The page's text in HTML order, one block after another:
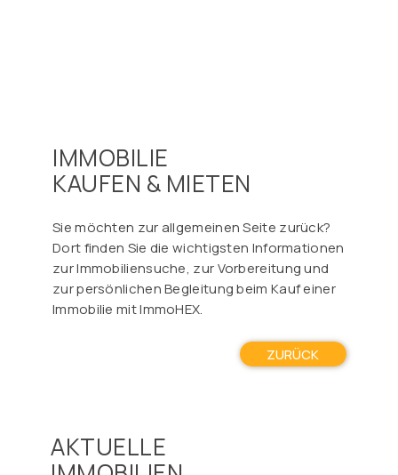
IMMOBILIE
KAUFEN & MIETEN
Sie möchten zur allgemeinen Seite zurück?
Dort finden Sie die wichtigsten Informationen
zur Immobiliensuche, zur Vorbereitung und
zur persönlichen Begleitung beim Kauf einer
Immobilie mit ImmoHEX.
ZURÜCK
AKTUELLE